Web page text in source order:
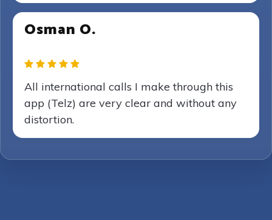
Osman O.
All international calls I make through this
app (Telz) are very clear and without any
distortion.